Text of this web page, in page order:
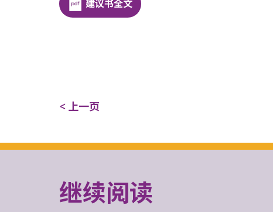
建议书全文
< 上一页
继续阅读